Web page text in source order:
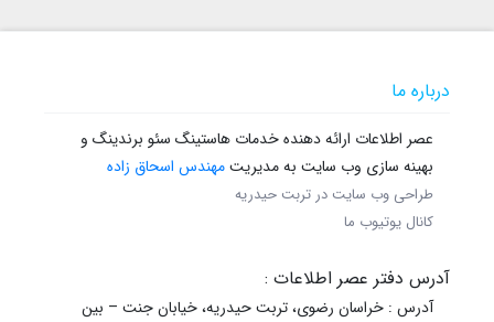
درباره ما
عصر اطلاعات ارائه دهنده خدمات هاستینگ سئو برندینگ و
بهینه سازی وب سایت به مدیریتمهندس اسحاق زاده
طراحی وب سایت در تربت حیدریه
کانال یوتیوب ما
آدرس دفتر عصر اطلاعات :
آدرس : خراسان رضوی، تربت حیدریه، خیابان جنت – بین